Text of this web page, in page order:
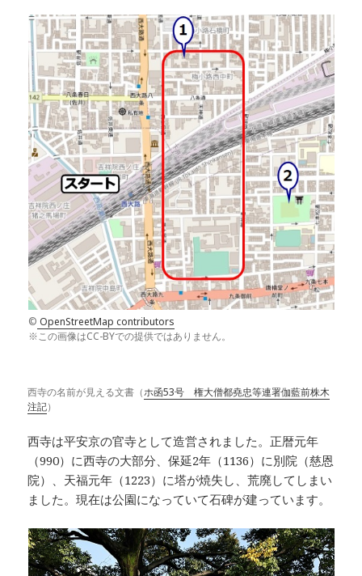
© OpenStreetMap contributors
※この画像はCC-BYでの提供ではありません。
西寺の名前が見える文書（ホ函53号 権大僧都堯忠等連署伽藍前株木
注記）
西寺は平安京の官寺として造営されました。正暦元年
（990）に西寺の大部分、保延2年（1136）に別院（慈恩
院）、天福元年（1223）に塔が焼失し、荒廃してしまい
ました。現在は公園になっていて石碑が建っています。